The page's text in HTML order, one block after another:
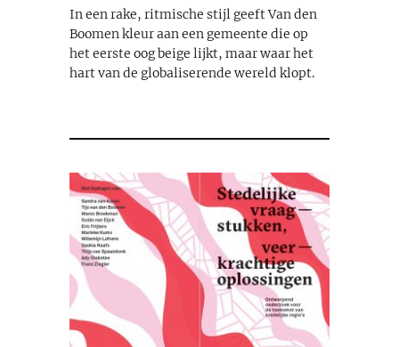
In een rake, ritmische stijl geeft Van den
Boomen kleur aan een gemeente die op
het eerste oog beige lijkt, maar waar het
hart van de globaliserende wereld klopt.